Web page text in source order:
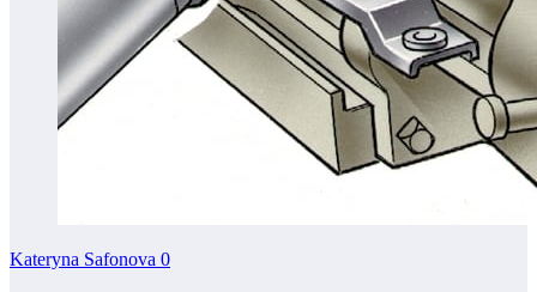
Kateryna Safonova 0